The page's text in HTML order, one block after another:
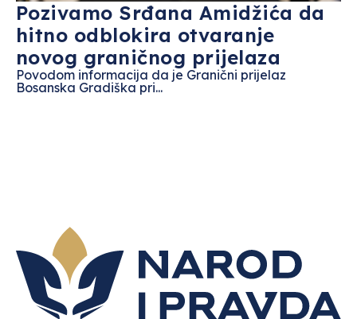
Pozivamo Srđana Amidžića da
hitno odblokira otvaranje
novog graničnog prijelaza
Povodom informacija da je Granični prijelaz
Bosanska Gradiška pri...